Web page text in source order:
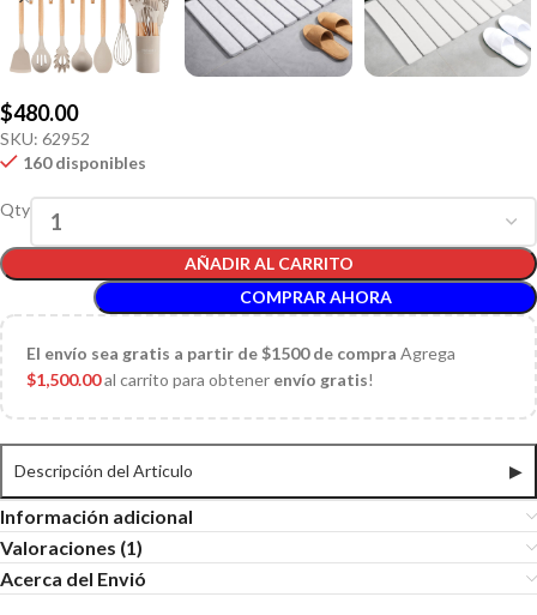
$480.00
SKU: 62952
160 disponibles
Qty
AÑADIR AL CARRITO
COMPRAR AHORA
El envío sea gratis a partir de $1500 de compra Agrega
$1,500.00al carrito para obtener envío gratis!
Descripción del Articulo ▶
Información adicional
Valoraciones (1)
Acerca del Envió